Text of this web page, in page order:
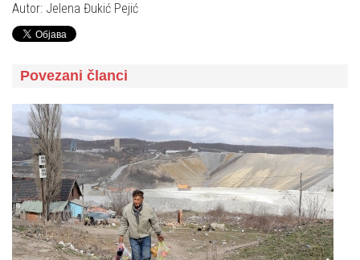
Autor: Jelena Đukić Pejić
Povezani članci